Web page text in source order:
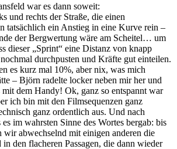
war es dann soweit:
und rechts der Straße, die einen
tatsächlich ein Anstieg in eine Kurve rein –
der Bergwertung wäre am Scheitel… um
dieser „Sprint“ eine Distanz von knapp
durchpusten und Kräfte gut einteilen.
es kurz mal 10%, aber nix, was mich
– Björn radelte locker neben mir her und
dem Handy! Ok, ganz so entspannt war
ich bin mit den Filmsequenzen ganz
ganz ordentlich aus. Und nach
es im wahrsten Sinne des Wortes bergab: bis
wir abwechselnd mit einigen anderen die
den flacheren Passagen, die dann wieder